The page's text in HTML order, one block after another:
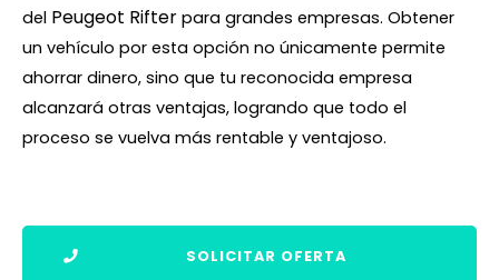
del Peugeot Rifter para grandes empresas. Obtener
un vehículo por esta opción no únicamente permite
ahorrar dinero, sino que tu reconocida empresa
alcanzará otras ventajas, logrando que todo el
proceso se vuelva más rentable y ventajoso.
SOLICITAR OFERTA